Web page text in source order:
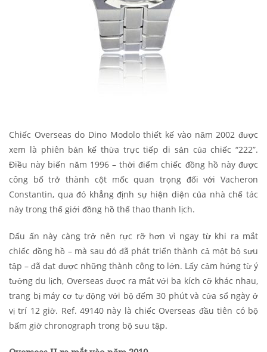
Chiếc Overseas do Dino Modolo thiết kế vào năm 2002 được
xem là phiên bản kế thừa trực tiếp di sản của chiếc “222”.
Điều này biến năm 1996 – thời điểm chiếc đồng hồ này được
công bố trở thành cột mốc quan trọng đối với Vacheron
Constantin, qua đó khẳng định sự hiện diện của nhà chế tác
này trong thế giới đồng hồ thể thao thanh lịch.
Dấu ấn này càng trở nên rực rỡ hơn vì ngay từ khi ra mắt
chiếc đồng hồ – mà sau đó đã phát triển thành cả một bộ sưu
tập – đã đạt được những thành công to lớn. Lấy cảm hứng từ ý
tưởng du lịch, Overseas được ra mắt với ba kích cỡ khác nhau,
trang bị máy cơ tự động với bộ đếm 30 phút và cửa sổ ngày ở
vị trí 12 giờ. Ref. 49140 này là chiếc Overseas đầu tiên có bộ
bấm giờ chronograph trong bộ sưu tập.